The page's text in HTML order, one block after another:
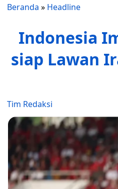
Beranda » Headline
Indonesia
siap Lawan
Tim Redaksi